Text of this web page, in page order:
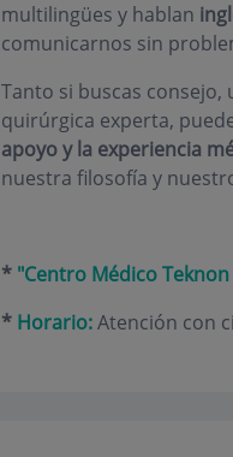
multilingües y hablan
comunicarnos sin
Tanto si buscas
quirúrgica experta,
apoyo y la experiencia
nuestra filosofía y
* "Centro Médico Teknon
* Horario:Atención con